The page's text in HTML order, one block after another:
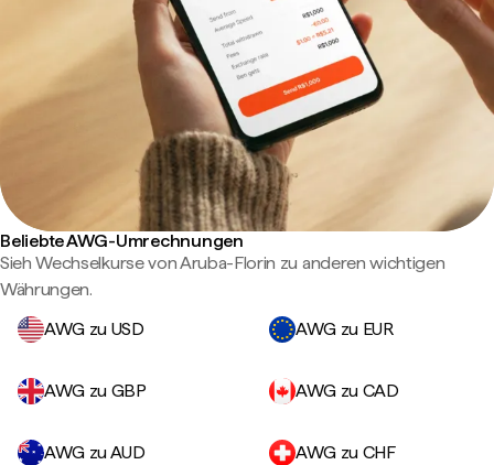
Beliebte AWG-Umrechnungen
Sieh Wechselkurse von Aruba-Florin zu anderen wichtigen
Währungen.
AWG zu USD
AWG zu EUR
AWG zu GBP AWG zu CAD
AWG zu AUD AWG zu CHF